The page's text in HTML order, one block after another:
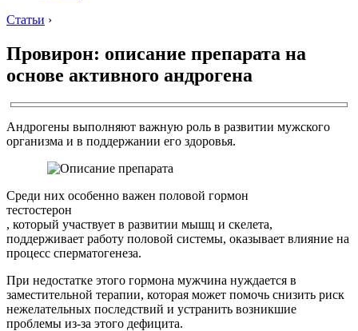
Статьи ›
Провирон: описание препарата на
основе активного андрогена
Андрогены выполняют важную роль в развитии мужского
организма и в поддержании его здоровья.
Среди них особенно важен половой гормон
тестостерон
, который участвует в развитии мышц и скелета,
поддерживает работу половой системы, оказывает влияние на
процесс сперматогенеза.
При недостатке этого гормона мужчина нуждается в
заместительной терапии, которая может помочь снизить риск
нежелательных последствий и устранить возникшие
проблемы из-за этого дефицита.